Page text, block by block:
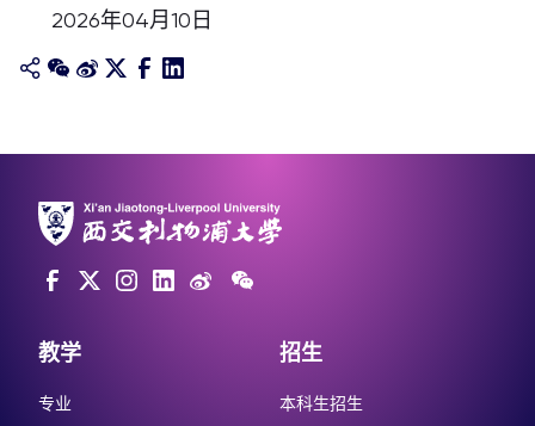
2026年04月10日
教学
专业
招生
本科生招生